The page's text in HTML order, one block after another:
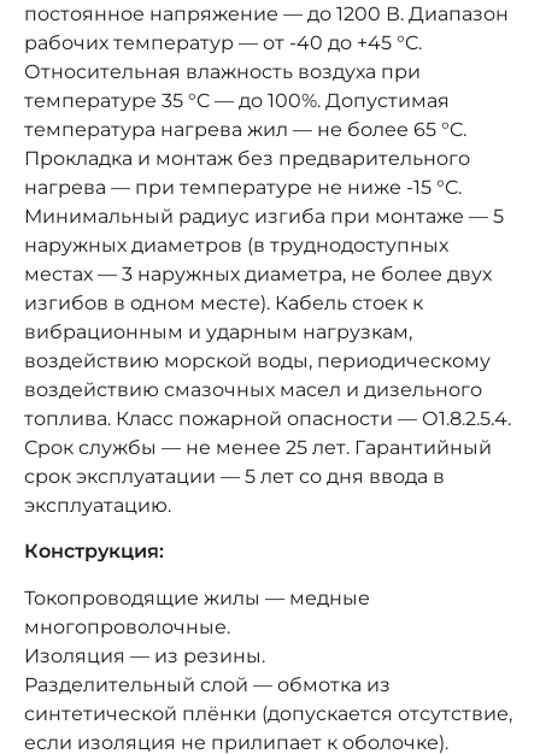
постоянное напряжение — до 1200 В. Диапазон
рабочих температур — от -40 до +45 °C.
Относительная влажность воздуха при
температуре 35 °C — до 100%. Допустимая
температура нагрева жил — не более 65 °C.
Прокладка и монтаж без предварительного
нагрева — при температуре не ниже -15 °C.
Минимальный радиус изгиба при монтаже — 5
наружных диаметров (в труднодоступных
местах — 3 наружных диаметра, не более двух
изгибов в одном месте). Кабель стоек к
вибрационным и ударным нагрузкам,
воздействию морской воды, периодическому
воздействию смазочных масел и дизельного
топлива. Класс пожарной опасности — О1.8.2.5.4.
Срок службы — не менее 25 лет. Гарантийный
срок эксплуатации — 5 лет со дня ввода в
эксплуатацию.
Конструкция:
Токопроводящие жилы — медные
многопроволочные.
Изоляция — из резины.
Разделительный слой — обмотка из
синтетической плёнки (допускается отсутствие,
если изоляция не прилипает к оболочке).